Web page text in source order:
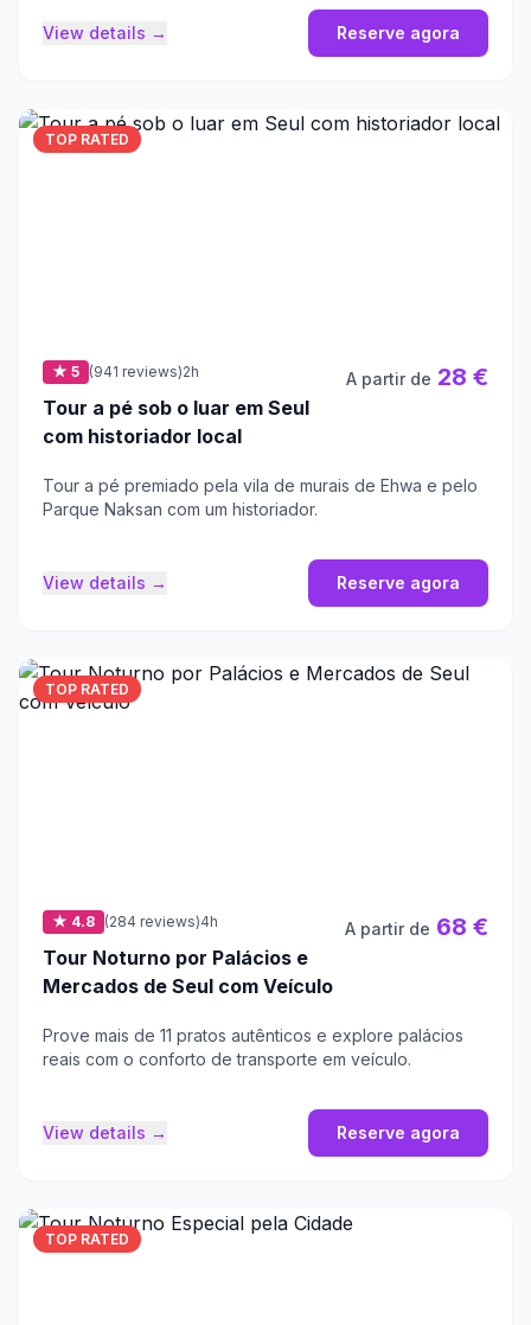
View details → Reserve agora
TOP RATED
★ 5 (941 reviews)2h
Tour a pé sob o luar em Seul
com historiador local
A partir de 28 €
Tour a pé premiado pela vila de murais de Ehwa e pelo
Parque Naksan com um historiador.
View details → Reserve agora
TOP RATED
★ 4.8 (284 reviews)4h
Tour Noturno por Palácios e
Mercados de Seul com Veículo
A partir de 68 €
Prove mais de 11 pratos autênticos e explore palácios
reais com o conforto de transporte em veículo.
View details → Reserve agora
TOP RATED